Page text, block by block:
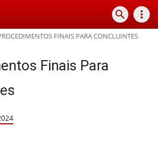
search more_vert
FINAIS PARA CONCLUINTES
Finais Para